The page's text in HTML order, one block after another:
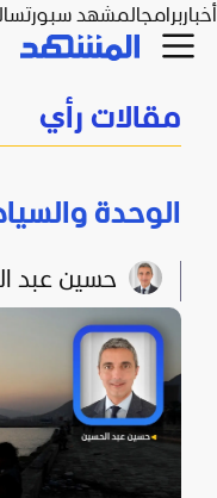
أخباربرامجالمشهد سبورتس
مقالات رأي
الوحدة
حسين عبد